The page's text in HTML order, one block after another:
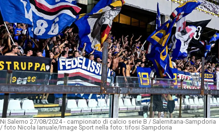
Ni Salerno 27/08/2024 - campionato di calcio serie B / Salernitana-Sampdoria
/ foto Nicola Ianuale/Image Sport nella foto: tifosi Sampdoria